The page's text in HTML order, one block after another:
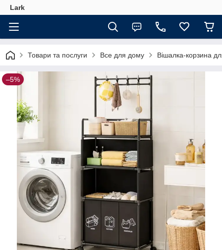
Lark
Товари та послуги Все для дому Вішалка-корзина
–5%